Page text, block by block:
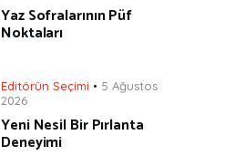
Yaz Sofralarının Püf
Noktaları
Editörün Seçimi
5 Ağustos
2026
Yeni Nesil Bir Pırlanta
Deneyimi